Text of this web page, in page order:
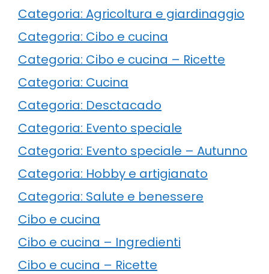
Categoria: Agricoltura e giardinaggio
Categoria: Cibo e cucina
Categoria: Cibo e cucina – Ricette
Categoria: Cucina
Categoria: Desctacado
Categoria: Evento speciale
Categoria: Evento speciale – Autunno
Categoria: Hobby e artigianato
Categoria: Salute e benessere
Cibo e cucina
Cibo e cucina – Ingredienti
Cibo e cucina – Ricette